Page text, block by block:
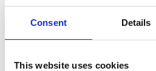
Consent Details
This website uses cookies
9,7 Fantastisch 38 Bewertungen